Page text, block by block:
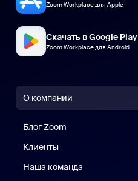
Zoom Workplace для Apple
Скачать в Google Play
Zoom Workplace для Android
О компании
Блог Zoom
Клиенты
Наша команда